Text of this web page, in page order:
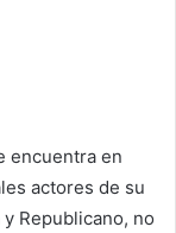
encuentra en
actores de su
Republicano, no